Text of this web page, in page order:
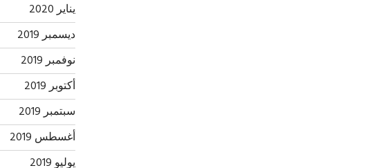
يناير 2020
ديسمبر 2019
نوفمبر 2019
أكتوبر 2019
سبتمبر 2019
أغسطس 2019
يوليو 2019